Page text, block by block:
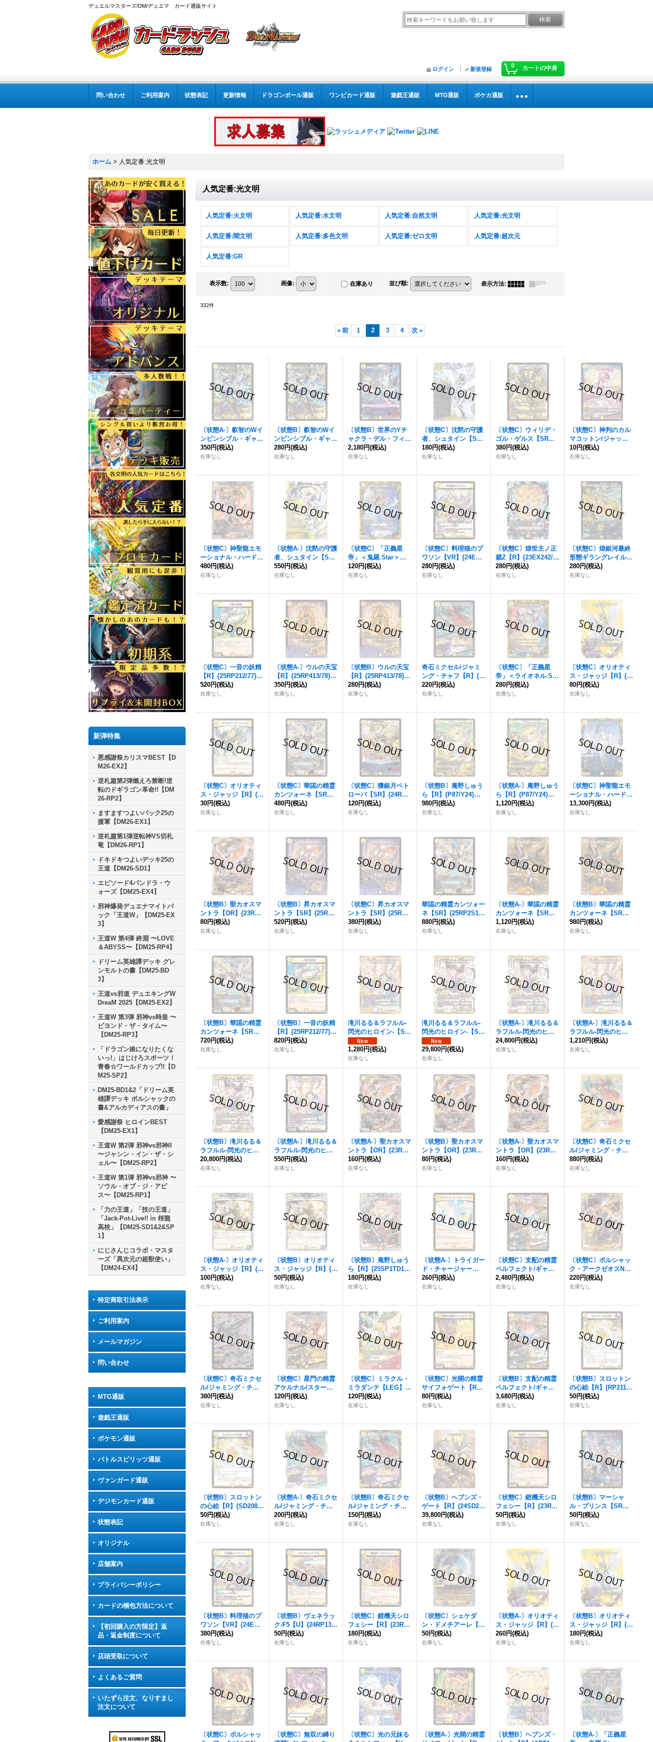
デュエルマスターズ/DM/デュエマ カード通販サイト
0 カートの中身
ログイン 新規登録
問い合わせ ご利用案内 状態表記 更新情報 ドラゴンボール通販 ワンピカード通販 遊戯王通販 MTG通販 ポケカ通販
ホーム > 人気定番:光文明
新弾特集
悪感謝祭カリスマBEST【D
M26-EX2】
逆札篇第2弾燃えろ禁断!逆
転のドギラゴン革命!!【DM
26-RP2】
ますますつよいパック25の
援軍【DM26-EX1】
逆札篇第1弾逆転神VS切札
竜【DM26-RP1】
ドキドキつよいデッキ25の
王道【DM26-SD1】
エピソード4パンドラ・ウ
ォーズ【DM25-EX4】
邪神爆発デュエナマイトパ
ック「王道W」【DM25-EX
3】
王道W 第4弾 終淵 〜LOVE
＆ABYSS〜【DM25-RP4】
ドリーム英雄譚デッキ グレ
ンモルトの書【DM25-BD
3】
王道vs邪道 デュエキングW
DreaM 2025【DM25-EX2】
王道W 第3弾 邪神vs時皇 〜
ビヨンド・ザ・タイム〜
【DM25-RP3】
「ドラゴン娘になりたくな
いっ!」はじけろスポーツ！
青春☆ワールドカップ!!【D
M25-SP2】
DM25-BD1&2「ドリーム英
雄譚デッキ ボルシャックの
書&アルカディアスの書」
愛感謝祭 ヒロインBEST
【DM25-EX1】
王道W 第2弾 邪神vs邪神II
〜ジャシン・イン・ザ・シ
ェル〜【DM25-RP2】
王道W 第1弾 邪神vs邪神 〜
ソウル・オブ・ジ・アビ
ス〜【DM25-RP1】
「力の王道」「技の王道」
「Jack-Pot-Live!! in 桜龍
高校」【DM25-SD1&2&SP
1】
にじさんじコラボ・マスタ
ーズ「異次元の超獣使い」
【DM24-EX4】
特定商取引法表示
ご利用案内
メールマガジン
問い合わせ
MTG通販
遊戯王通販
ポケモン通販
バトルスピリッツ通販
ヴァンガード通販
デジモンカード通販
状態表記
オリジナル
店舗案内
プライバシーポリシー
カードの梱包方法について
【初回購入の方限定】返
品・返金制度について
店頭受取について
よくあるご質問
いたずら注文、なりすまし
注文について
人気定番:光文明
人気定番:火文明 人気定番:水文明 人気定番:自然文明 人気定番:光文明
人気定番:闇文明 人気定番:多色文明 人気定番:ゼロ文明 人気定番:超次元
人気定番:GR
表示数: 画像: 在庫あり 並び順: 表示方法:
332件
« 前 1 2 3 4 次 »
〔状態A-〕叡智のWイ
ンビンシブル・ギャラ
クシー【SR】{26RP1
S1/S11}《光》
350円(税込)
在庫なし
〔状態B〕叡智のWイ
ンビンシブル・ギャラ
クシー【SR】{26RP1
S1/S11}《光》
280円(税込)
在庫なし
〔状態B〕世界のYチ
ャクラ・デル・フィン
【SR】{26RP1S2/S1
1}《光》
2,180円(税込)
在庫なし
〔状態C〕沈黙の守護
者、シュタイン【SP
R】{25EX4SPR1/SPR
20}《光》
180円(税込)
在庫なし
〔状態C〕ウィリデ・
ゴル・ゲルス【SR】
{24RP1S2/S10}《光》
380円(税込)
在庫なし
〔状態C〕神判のカル
マコットン/ジャッ
ジ・水晶チャージャー
【R】{23EX312/74}
10円(税込)
在庫なし
〔状態C〕神聖龍エモ
ーショナル・ハードコ
ア【SR】{24RP1TR2/
TR11}《光》
480円(税込)
在庫なし
〔状態A-〕沈黙の守護
者、シュタイン【SP
R】{25EX4SPR1秘/S
PR20}《光》
550円(税込)
在庫なし
〔状態C〕「正義星
帝」＜鬼羅.Star＞【S
R】{RP174A/20}
《光》
120円(税込)
在庫なし
〔状態C〕料理猫のプ
ワソン【VR】{24EX1
16/89}《光》
280円(税込)
在庫なし
〔状態C〕煌世主ノ正
裁Z【R】{23EX242/11
2}《光》
280円(税込)
在庫なし
〔状態C〕煌銀河最終
形態ギラングレイル
【VR】{RP123/104}
《光》
280円(税込)
在庫なし
〔状態C〕一音の妖精
【R】{25RP212/77}
《光》
520円(税込)
在庫なし
〔状態A-〕ウルの天宝
【R】{25RP413/78}
《光》
350円(税込)
在庫なし
〔状態B〕ウルの天宝
【R】{25RP413/78}
《光》
280円(税込)
在庫なし
奇石ミクセル/ジャミ
ング・チャフ【R】{P
108/Y24}《光》
220円(税込)
在庫なし
〔状態C〕「正義星
帝」＜ライオネル.Sta
r＞【SR】{RP211A/2
0}《光》
280円(税込)
在庫なし
〔状態C〕オリオティ
ス・ジャッジ【R】{2
3EX2超14/超38}
《光》
80円(税込)
在庫なし
〔状態C〕オリオティ
ス・ジャッジ【R】{E
X0658/98}《光》
30円(税込)
在庫なし
〔状態C〕華謡の精霊
カンツォーネ【SR】
{25RP2S1/S11}《光》
480円(税込)
在庫なし
〔状態C〕獲銀月ペト
ローバ【SR】{24RP1
S1/S10}《光》
120円(税込)
在庫なし
〔状態B〕庵野しゅう
ら【R】{P87/Y24}
《光》
980円(税込)
在庫なし
〔状態A-〕庵野しゅう
ら【R】{P87/Y24}
《光》
1,120円(税込)
在庫なし
〔状態C〕神聖龍エモ
ーショナル・ハードコ
ア【SR】{RP22SP4/
SP6}《光》
13,300円(税込)
在庫なし
〔状態B〕聖カオスマ
ントラ【OR】{23RP2
XOR1/OR2}《光》
80円(税込)
在庫なし
〔状態B〕昇カオスマ
ントラ【SR】{25RP1
S1/S11}《光》
520円(税込)
在庫なし
〔状態C〕昇カオスマ
ントラ【SR】{25RP1
S1/S11}《光》
380円(税込)
在庫なし
華謡の精霊カンツォー
ネ【SR】{25RP2S1/S
11}《光》
880円(税込)
在庫なし
〔状態A-〕華謡の精霊
カンツォーネ【SR】
{25RP2秘2/秘24}
《光》
1,120円(税込)
在庫なし
〔状態B〕華謡の精霊
カンツォーネ【SR】
{25RP2秘2/秘24}
《光》
980円(税込)
在庫なし
〔状態B〕華謡の精霊
カンツォーネ【SR】
{25RP2S1/S11}《光》
720円(税込)
在庫なし
〔状態B〕一音の妖精
【R】{25RP212/77}
《光》
820円(税込)
在庫なし
滝川るる＆ラフルル-
閃光のヒロイン-【SP
R】{25EX1SPR秘1/S
PR秘5}《光》
1,280円(税込)
在庫なし
滝川るる＆ラフルル-
閃光のヒロイン-【SP
R】{25EX1SPR秘1超/
SPR秘5}《光》
29,800円(税込)
在庫なし
〔状態A-〕滝川るる＆
ラフルル-閃光のヒロ
イン-【SPR】{25EX1
SPR秘1超/SPR秘5}
24,800円(税込)
在庫なし
〔状態A-〕滝川るる＆
ラフルル-閃光のヒロ
イン-【SPR】{25EX1
SPR秘1/SPR秘5}
1,210円(税込)
在庫なし
〔状態B〕滝川るる＆
ラフルル-閃光のヒロ
イン-【SPR】{25EX1
SPR秘1超/SPR秘5}
20,800円(税込)
在庫なし
〔状態A-〕滝川るる＆
ラフルル-閃光のヒロ
イン-【SPR】{25EX1
SPR1/SPR5}《光》
550円(税込)
在庫なし
〔状態A-〕聖カオスマ
ントラ【OR】{23RP2
OR1/OR2}《光》
160円(税込)
在庫なし
〔状態B〕聖カオスマ
ントラ【OR】{23RP2
OR1/OR2}《光》
80円(税込)
在庫なし
〔状態A-〕聖カオスマ
ントラ【OR】{23RP2
XOR1/OR2}《光》
160円(税込)
在庫なし
〔状態C〕奇石ミクセ
ル/ジャミング・チャ
フ【R】{23EX2超G1
1/超G12}《光》
880円(税込)
在庫なし
〔状態A-〕オリオティ
ス・ジャッジ【R】{2
3RP2T3/T10}《光》
100円(税込)
在庫なし
〔状態B〕オリオティ
ス・ジャッジ【R】{2
3RP2T3/T10}《光》
50円(税込)
在庫なし
〔状態B〕庵野しゅう
ら【R】{25SP1TD1/T
D5}《光》
180円(税込)
在庫なし
〔状態A-〕トライガー
ド・チャージャー
【R】{23BD727/60}
《光》
260円(税込)
在庫なし
〔状態C〕支配の精霊
ペルフェクト/ギャラ
クシー・チャージャー
【SR】{P27/Y23}
2,480円(税込)
在庫なし
〔状態C〕ボルシャッ
ク・アークゼオスNEX
【SR】{23RP31A/20}
《光》
220円(税込)
在庫なし
〔状態C〕奇石ミクセ
ル/ジャミング・チャ
フ【R】{BD15BE9/B
E10}《光》
380円(税込)
在庫なし
〔状態C〕星門の精霊
アケルナル/スターゲ
イズ・ゲート【VR】
{23RP4TR7/TR9}
120円(税込)
在庫なし
〔状態C〕ミラクル・
ミラダンテ【LEG】
{EX156/50}《光》
120円(税込)
在庫なし
〔状態C〕光開の精霊
サイフォゲート【R】
{24RP112/75}《光》
80円(税込)
在庫なし
〔状態B〕支配の精霊
ペルフェクト/ギャラ
クシー・チャージャー
【SR】{P27/Y23}
3,680円(税込)
在庫なし
〔状態B〕スロットン
の心絵【R】{RP2111/
76}《光》
50円(税込)
在庫なし
〔状態B〕スロットン
の心絵【R】{SD208/1
7}《光》
50円(税込)
在庫なし
〔状態A-〕奇石ミクセ
ル/ジャミング・チャ
フ【R】{22BD215/17}
《光》
200円(税込)
在庫なし
〔状態B〕奇石ミクセ
ル/ジャミング・チャ
フ【R】{RP21T5/T20}
《光》
150円(税込)
在庫なし
〔状態B〕ヘブンズ・
ゲート【R】{24SD2秘
1/秘1}《光》
39,800円(税込)
在庫なし
〔状態C〕鎧機天シロ
フェシー【R】{23RP4
11/74}《光》
50円(税込)
在庫なし
〔状態B〕マーシャ
ル・プリンス【SR】
{24EX11/89}《光》
50円(税込)
在庫なし
〔状態B〕料理猫のプ
ワソン【VR】{24EX1
16/89}《光》
380円(税込)
在庫なし
〔状態B〕ヴェネラッ
ク-F5【U】{24RP131/
75}《光》
50円(税込)
在庫なし
〔状態C〕鎧機天シロ
フェシー【R】{23RP4
X11/74}《光》
180円(税込)
在庫なし
〔状態C〕シェケダ
ン・ドメチアーレ【S
R】{24RP1TR3/TR11}
《光》
50円(税込)
在庫なし
〔状態A-〕オリオティ
ス・ジャッジ【R】{2
3EX2超14/超38}
《光》
260円(税込)
在庫なし
〔状態B〕オリオティ
ス・ジャッジ【R】{2
3EX2超14/超38}
《光》
180円(税込)
在庫なし
〔状態C〕ボルシャッ
〔状態C〕無双の縛り
〔状態C〕光の兄妹る
〔状態A-〕光開の精霊
〔状態B〕ヘブンズ・
〔状態A-〕「正義星